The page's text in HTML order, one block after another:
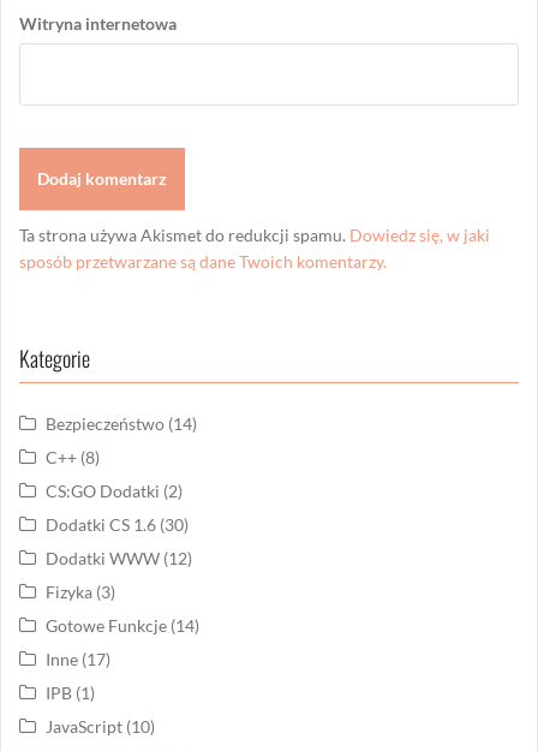
Witryna internetowa
Ta strona używa Akismet do redukcji spamu. Dowiedz się, w jaki
sposób przetwarzane są dane Twoich komentarzy.
Kategorie
Bezpieczeństwo (14)
C++ (8)
CS:GO Dodatki (2)
Dodatki CS 1.6 (30)
Dodatki WWW (12)
Fizyka (3)
Gotowe Funkcje (14)
Inne (17)
IPB (1)
JavaScript (10)